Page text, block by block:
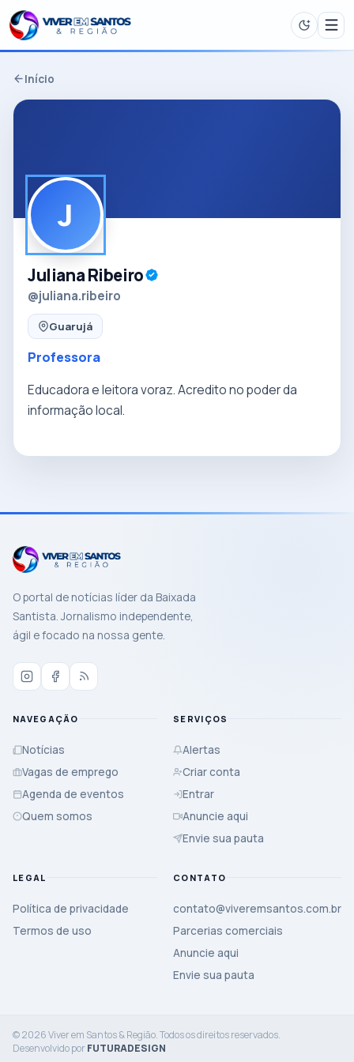
Início
J
Juliana Ribeiro
@juliana.ribeiro
Guarujá
Professora
Educadora e leitora voraz. Acredito no poder da
informação local.
O portal de notícias líder da Baixada
Santista. Jornalismo independente,
ágil e focado na nossa gente.
NAVEGAÇÃO
Notícias
Vagas de emprego
Agenda de eventos
Quem somos
SERVIÇOS
Alertas
Criar conta
Entrar
Anuncie aqui
Envie sua pauta
LEGAL
Política de privacidade
Termos de uso
CONTATO
contato@viveremsantos.com.br
Parcerias comerciais
Anuncie aqui
Envie sua pauta
© 2026 Viver em Santos & Região. Todos os direitos reservados.
Desenvolvido porFUTURADESIGN